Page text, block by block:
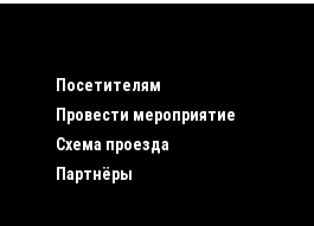
Посетителям
Провести мероприятие
Схема проезда
Партнёры